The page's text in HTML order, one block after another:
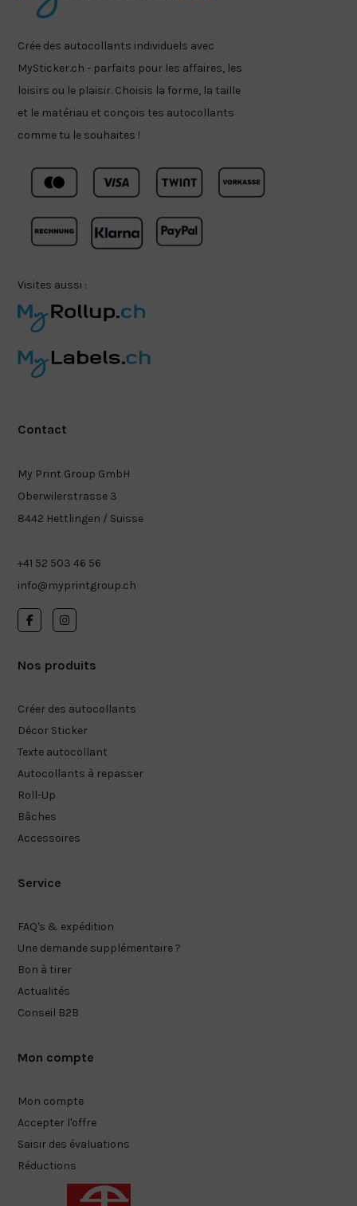
Crée des autocollants individuels avec
MySticker.ch - parfaits pour les affaires, les
loisirs ou le plaisir. Choisis la forme, la taille
et le matériau et conçois tes autocollants
comme tu le souhaites !
Visites aussi :
Contact
My Print Group GmbH
Oberwilerstrasse 3
8442 Hettlingen / Suisse
+41 52 503 46 56
info@myprintgroup.ch
Nos produits
Créer des autocollants
Décor Sticker
Texte autocollant
Autocollants à repasser
Roll-Up
Bâches
Accessoires
Service
FAQ's & expédition
Une demande supplémentaire ?
Bon à tirer
Actualités
Conseil B2B
Mon compte
Mon compte
Accepter l'offre
Saisir des évaluations
Réductions